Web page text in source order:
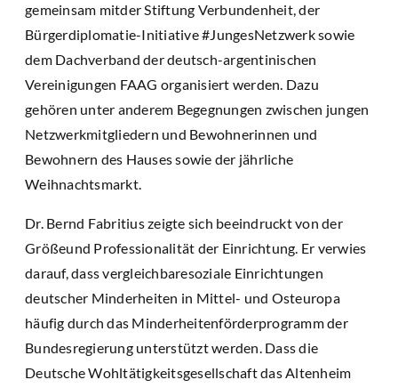
gemeinsam mitder Stiftung Verbundenheit, der
Bürgerdiplomatie-Initiative #JungesNetzwerk sowie
dem Dachverband der deutsch-argentinischen
Vereinigungen FAAG organisiert werden. Dazu
gehören unter anderem Begegnungen zwischen jungen
Netzwerkmitgliedern und Bewohnerinnen und
Bewohnern des Hauses sowie der jährliche
Weihnachtsmarkt.
Dr. Bernd Fabritius zeigte sich beeindruckt von der
Größeund Professionalität der Einrichtung. Er verwies
darauf, dass vergleichbaresoziale Einrichtungen
deutscher Minderheiten in Mittel- und Osteuropa
häufig durch das Minderheitenförderprogramm der
Bundesregierung unterstützt werden. Dass die
Deutsche Wohltätigkeitsgesellschaft das Altenheim